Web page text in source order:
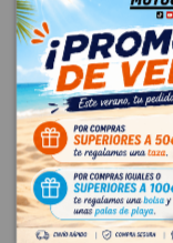
MANDO
AUDI A6
OEM:SOE
ID:422996
12,00 € Sin IVA
14,52 € Con